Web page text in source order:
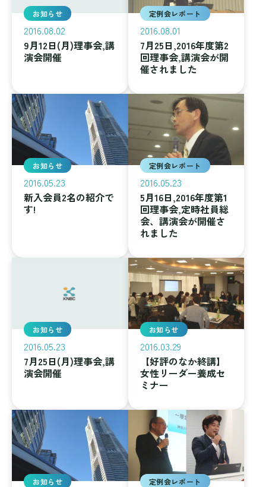
お知らせ
2016.08.02
9月12日(月)理事会,講
演会開催
定例会レポート
2016.08.01
7月25日,2016年度第2
回理事会,講演会が開
催されました
お知らせ
2016.05.23
新入会員2名の紹介で
す!
定例会レポート
2016.05.23
5月16日,2016年度第1
回理事会,定時社員総
会、講演会が開催さ
れました
お知らせ
2016.05.23
7月25日(月)理事会,講
演会開催
お知らせ
2016.03.29
【好評のなか終講】
女性リーダー養成セ
ミナー
お知らせ 定例会レポート